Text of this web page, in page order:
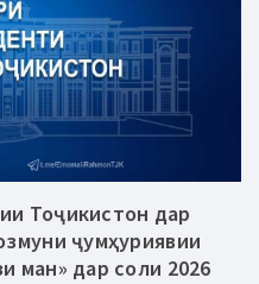
Тоҷикистон дар
ҷумҳуриявии
ман» дар соли 2026